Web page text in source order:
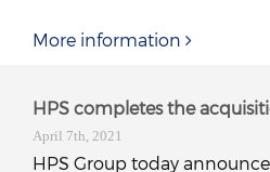
More information
HPS completes the
April 7th, 2021
HPS Group today